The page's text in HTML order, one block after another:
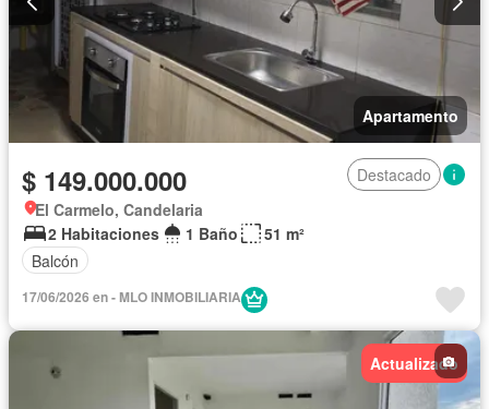
Apartamento
$ 149.000.000
Destacado
El Carmelo, Candelaria
2 Habitaciones
1 Baño
51 m²
Balcón
17/06/2026 en - MLO INMOBILIARIA
Actualizado